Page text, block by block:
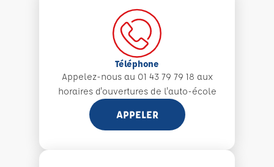
Téléphone
Appelez-nous au 01 43 79 79 18 aux
horaires d'ouvertures de l'auto-école
APPELER